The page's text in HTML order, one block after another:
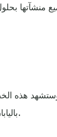
هذه
باليابان في السنة المالية 2023، تبلغ قيمة هذا الاستثمار وحده 580 مليون دولار.